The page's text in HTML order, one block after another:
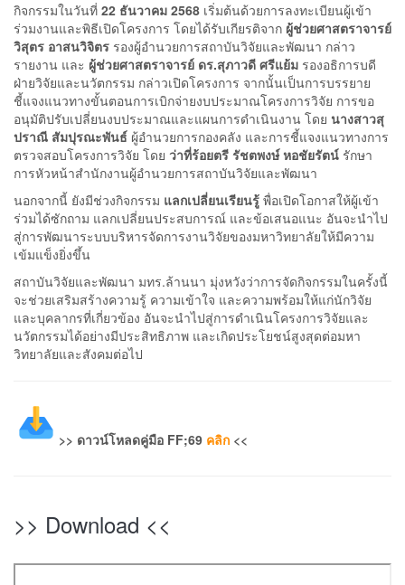
กิจกรรมในวันที่ 22 ธันวาคม 2568 เริ่มต้นด้วยการลงทะเบียนผู้เข้า
ร่วมงานและพิธีเปิดโครงการ โดยได้รับเกียรติจาก ผู้ช่วยศาสตราจารย์
วิสุตร อาสนวิจิตร รองผู้อำนวยการสถาบันวิจัยและพัฒนา กล่าว
รายงาน และ ผู้ช่วยศาสตราจารย์ ดร.สุภาวดี ศรีแย้ม รองอธิการบดี
ฝ่ายวิจัยและนวัตกรรม กล่าวเปิดโครงการ จากนั้นเป็นการบรรยาย
ชี้แจงแนวทางขั้นตอนการเบิกจ่ายงบประมาณโครงการวิจัย การขอ
อนุมัติปรับเปลี่ยนงบประมาณและแผนการดำเนินงาน โดย นางสาวสุ
ปราณี สัมปุรณะพันธ์ ผู้อำนวยการกองคลัง และการชี้แจงแนวทางการ
ตรวจสอบโครงการวิจัย โดย ว่าที่ร้อยตรี รัชตพงษ์ หอชัยรัตน์ รักษา
การหัวหน้าสำนักงานผู้อำนวยการสถาบันวิจัยและพัฒนา
นอกจากนี้ ยังมีช่วงกิจกรรม แลกเปลี่ยนเรียนรู้ พื่อเปิดโอกาสให้ผู้เข้า
ร่วมได้ซักถาม แลกเปลี่ยนประสบการณ์ และข้อเสนอแนะ อันจะนำไป
สู่การพัฒนาระบบบริหารจัดการงานวิจัยของมหาวิทยาลัยให้มีความ
เข้มแข็งยิ่งขึ้น
สถาบันวิจัยและพัฒนา มทร.ล้านนา มุ่งหวังว่าการจัดกิจกรรมในครั้งนี้
จะช่วยเสริมสร้างความรู้ ความเข้าใจ และความพร้อมให้แก่นักวิจัย
และบุคลากรที่เกี่ยวข้อง อันจะนำไปสู่การดำเนินโครงการวิจัยและ
นวัตกรรมได้อย่างมีประสิทธิภาพ และเกิดประโยชน์สูงสุดต่อมหา
วิทยาลัยและสังคมต่อไป
>> ดาวน์โหลดคู่มือ FF;69 คลิก <<
>> Download <<